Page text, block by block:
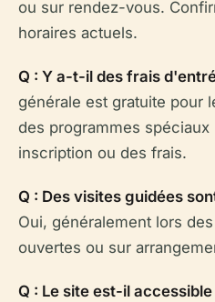
ou sur rendez-vous.
horaires actuels.
Q : Y a-t-il des frais
générale est gratuite pour
des programmes
inscription ou des frais.
Q : Des visites guidées
Oui, généralement lors
ouvertes ou sur
Q : Le site est-il